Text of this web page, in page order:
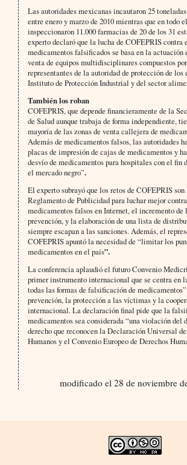
Las autoridades mexicanas incautaron 25
entre enero y marzo de 2010 mientras que en todo
inspeccionaron 11.000 farmacias de 20 de los 31
experto declaró que la lucha de COFEPRIS contra
medicamentos falsificados se basa en la actuación
venta de equipos multidisciplinares compuestos
representantes de la autoridad de protección de los
Instituto de Protección Industrial y del sector
También los roban
COFEPRIS, que depende financieramente de la
de Salud aunque trabaja de forma independiente,
mayoría de las zonas de venta callejera de
Además de medicamentos falsos, las autoridades
placas de impresión de cajas de medicamentos y
desvío de medicamentos para hospitales con el fin
el mercado negro”.
El experto subrayó que los retos de COFEPRIS
Reglamento de Publicidad para luchar mejor
medicamentos falsos en Internet, el incremento de
prevención, y la elaboración de una lista de
siempre escapan a las sanciones. Además, el
COFEPRIS apuntó la necesidad de “limitar los
medicamentos en el país”.
La conferencia aplaudió el futuro Convenio
primer instrumento internacional que se centra en
todas las formas de falsificación de
prevención, la protección a las víctimas y la
internacional. La declaración final pide que la
medicamentos sea considerada “una violación del
derecho que reconocen la Declaración Universal
Humanos y el Convenio Europeo de Derechos
modificado el 28 de noviembre